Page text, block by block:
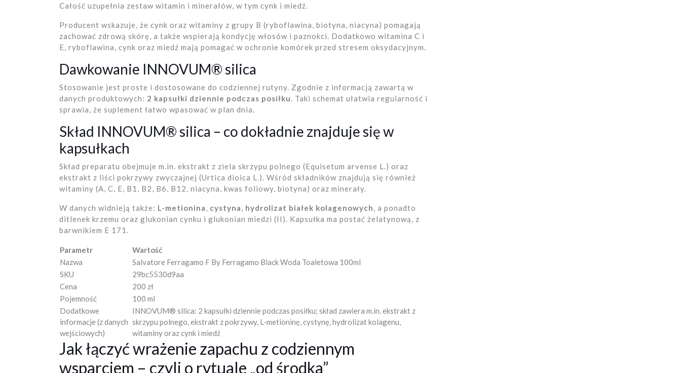
Całość uzupełnia zestaw witamin i minerałów, w tym cynk i miedź.
Producent wskazuje, że cynk oraz witaminy z grupy B (ryboflawina, biotyna, niacyna) pomagają
zachować zdrową skórę, a także wspierają kondycję włosów i paznokci. Dodatkowo witamina C i
E, ryboflawina, cynk oraz miedź mają pomagać w ochronie komórek przed stresem oksydacyjnym.
Dawkowanie INNOVUM® silica
Stosowanie jest proste i dostosowane do codziennej rutyny. Zgodnie z informacją zawartą w
danych produktowych: 2 kapsułki dziennie podczas posiłku. Taki schemat ułatwia regularność i
sprawia, że suplement łatwo wpasować w plan dnia.
Skład INNOVUM® silica – co dokładnie znajduje się w
kapsułkach
Skład preparatu obejmuje m.in. ekstrakt z ziela skrzypu polnego (Equisetum arvense L.) oraz
ekstrakt z liści pokrzywy zwyczajnej (Urtica dioica L.). Wśród składników znajdują się również
witaminy (A, C, E, B1, B2, B6, B12, niacyna, kwas foliowy, biotyna) oraz minerały.
W danych widnieją także: L-metionina, cystyna, hydrolizat białek kolagenowych, a ponadto
ditlenek krzemu oraz glukonian cynku i glukonian miedzi (II). Kapsułka ma postać żelatynową, z
barwnikiem E 171.
Parametr
Wartość
Nazwa
Salvatore Ferragamo F By Ferragamo Black Woda Toaletowa 100ml
SKU
29bc5530d9aa
Cena
200 zł
Pojemność
100 ml
Dodatkowe
informacje (z danych
wejściowych)
INNOVUM® silica: 2 kapsułki dziennie podczas posiłku; skład zawiera m.in. ekstrakt z
skrzypu polnego, ekstrakt z pokrzywy, L-metioninę, cystynę, hydrolizat kolagenu,
witaminy oraz cynk i miedź
Jak łączyć wrażenie zapachu z codziennym
wsparciem – czyli o rytuale „od środka”